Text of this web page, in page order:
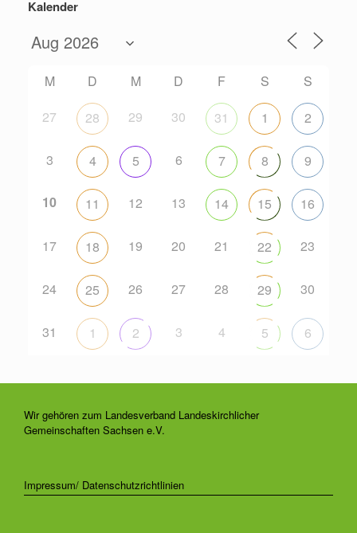
Kalender
M D M D F S
S
27
28 29 30 31 1 2
3 4 5 6 7 8 9
10 11 12 13 14 15 16
17 18 19 20 21 22 23
24 25 26 27 28 29 30
31 1 2 3 4 5 6
Wir gehören zum Landesverband Landeskirchlicher
Gemeinschaften Sachsen e.V.
Impressum/ Datenschutzrichtlinien